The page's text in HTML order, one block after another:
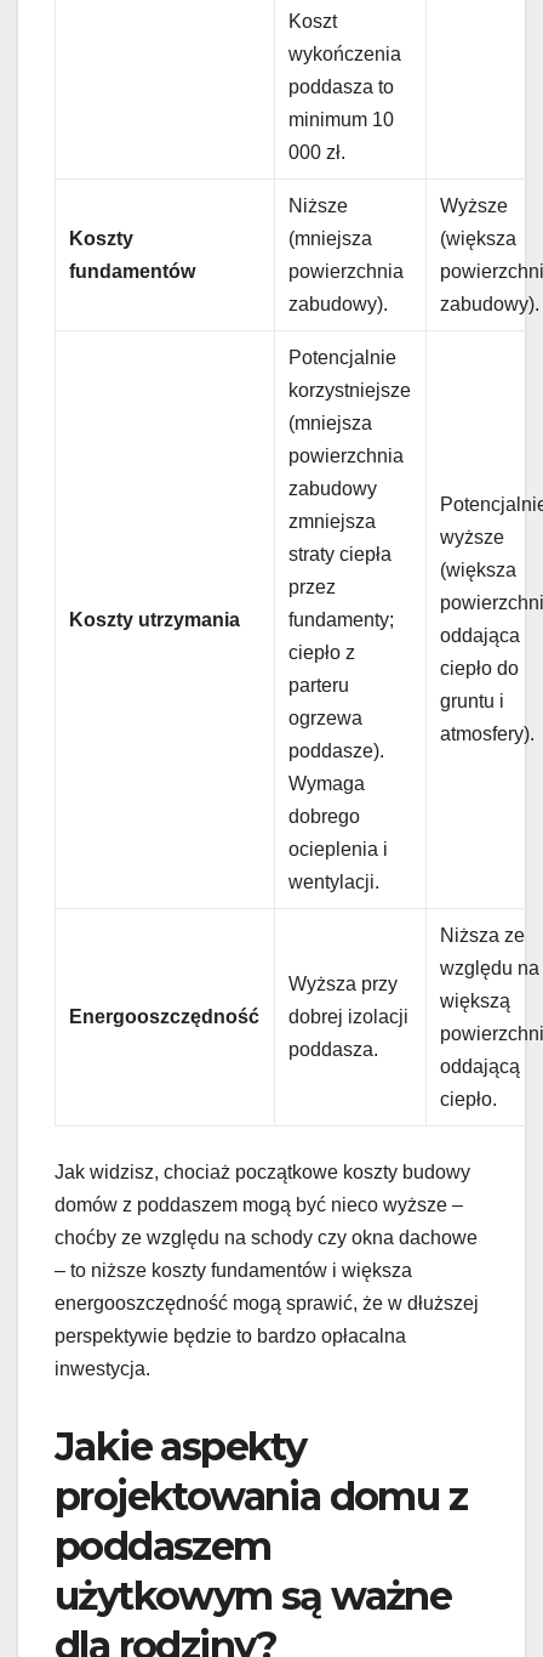
Koszt
wykończenia
poddasza to
minimum 10
000 zł.
Koszty
fundamentów
Niższe
(mniejsza
powierzchnia
zabudowy).
Wyższe
(większa
zabudowy).
Koszty utrzymania
Potencjalnie
korzystniejsze
(mniejsza
powierzchnia
zabudowy
zmniejsza
straty ciepła
przez
fundamenty;
ciepło z
parteru
ogrzewa
poddasze).
Wymaga
dobrego
ocieplenia i
wentylacji.
wyższe
(większa
oddająca
ciepło do
gruntu i
atmosfery).
Energooszczędność
Wyższa przy
dobrej izolacji
poddasza.
Niższa ze
względu na
większą
oddającą
ciepło.
Jak widzisz, chociaż początkowe koszty budowy
domów z poddaszem mogą być nieco wyższe –
choćby ze względu na schody czy okna dachowe
– to niższe koszty fundamentów i większa
energooszczędność mogą sprawić, że w dłuższej
perspektywie będzie to bardzo opłacalna
inwestycja.
Jakie aspekty
projektowania domu z
poddaszem
użytkowym są ważne
dla rodziny?